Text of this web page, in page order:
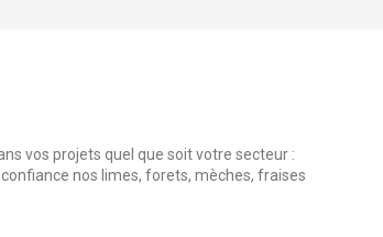
vos projets quel que soit votre secteur :
nos limes, forets, mèches, fraises